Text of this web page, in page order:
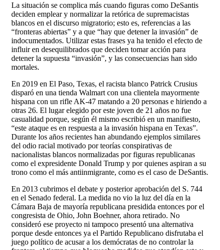
La situación se complica más cuando figuras como DeSantis
deciden emplear y normalizar la retórica de supremacistas
blancos en el discurso migratorio; esto es, referencias a las
“fronteras abiertas” y a que “hay que detener la invasión” de
indocumentados. Utilizar estas frases ya ha tenido el efecto de
influir en desequilibrados que deciden tomar acción para
detener la supuesta “invasión”, y las consecuencias han sido
mortales.
En 2019 en El Paso, Texas, el racista blanco Patrick Crusius
disparó en una tienda Walmart con una clientela mayormente
hispana con un rifle AK-47 matando a 20 personas e hiriendo a
otras 26. El lugar elegido por este joven de 21 años no fue
casualidad porque, según él mismo escribió en un manifiesto,
“este ataque es en respuesta a la invasión hispana en Texas”.
Durante los años recientes han abundando ejemplos similares
del odio racial motivado por teorías conspirativas de
nacionalistas blancos normalizadas por figuras republicanas
como el expresidente Donald Trump y por quienes aspiran a su
trono como el más antiinmigrante, como es el caso de DeSantis.
En 2013 cubrimos el debate y posterior aprobación del S. 744
en el Senado federal. La medida no vio la luz del día en la
Cámara Baja de mayoría republicana presidida entonces por el
congresista de Ohio, John Boehner, ahora retirado. No
consideró ese proyecto ni tampoco presentó una alternativa
porque desde entonces ya el Partido Republicano disfrutaba el
juego político de acusar a los demócratas de no controlar la